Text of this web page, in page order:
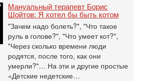
Мануальный терапевт Борис
Шойтов: Я хотел бы быть котом
"Зачем надо болеть?", "Что такое
руль в голове?", "Что умеет кот?",
"Через сколько времени люди
родятся, после того, как они
умерли?"… На эти и другие простые
«Детские недетские…